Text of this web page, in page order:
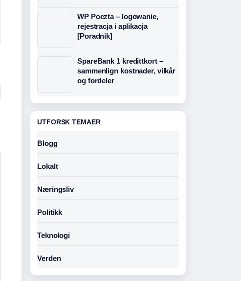
WP Poczta – logowanie,
rejestracja i aplikacja
[Poradnik]
SpareBank 1 kredittkort –
sammenlign kostnader, vilkår
og fordeler
UTFORSK TEMAER
Blogg
Lokalt
Næringsliv
Politikk
Teknologi
Verden